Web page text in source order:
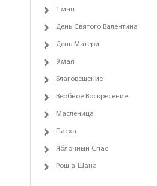
1 мая
День Святого Валентина
День Матери
9 мая
Благовещение
Вербное Воскресение
Масленица
Пасха
Яблочный Спас
Рош а-Шана